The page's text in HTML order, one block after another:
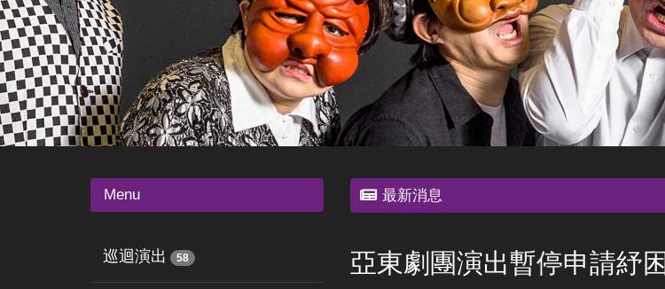
Menu
巡迴演出 58
最新消息
亞東劇團演出暫停申請紓